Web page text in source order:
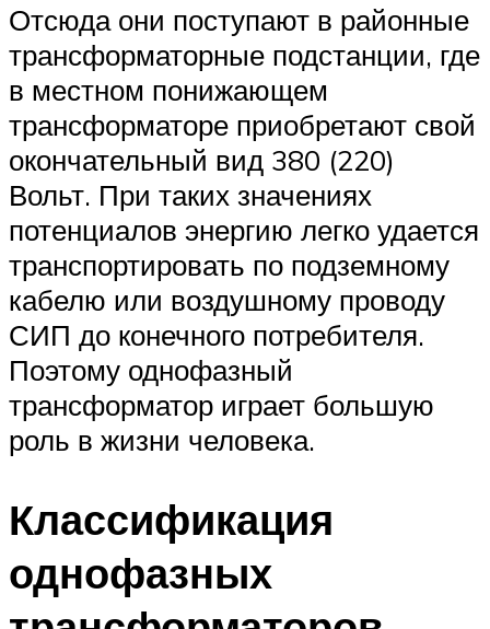
Отсюда они поступают в районные
трансформаторные подстанции, где
в местном понижающем
трансформаторе приобретают свой
окончательный вид 380 (220)
Вольт. При таких значениях
потенциалов энергию легко удается
транспортировать по подземному
кабелю или воздушному проводу
СИП до конечного потребителя.
Поэтому однофазный
трансформатор играет большую
роль в жизни человека.
Классификация
однофазных